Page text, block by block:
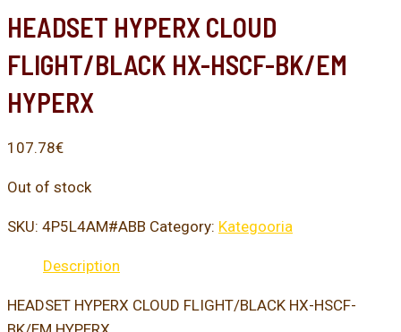
HEADSET HYPERX CLOUD
FLIGHT/BLACK HX-HSCF-BK/EM
HYPERX
107.78€
Out of stock
SKU: 4P5L4AM#ABB Category: Kategooria
Description
HEADSET HYPERX CLOUD FLIGHT/BLACK HX-HSCF-